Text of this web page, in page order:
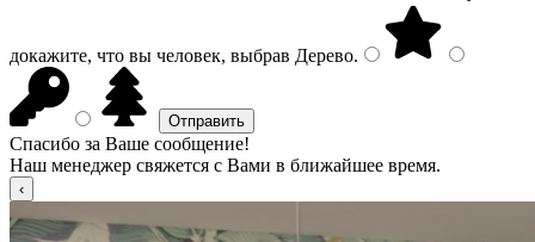
докажите, что вы человек, выбрав Дерево.
Спасибо за Ваше сообщение!
Наш менеджер свяжется с Вами в ближайшее время.